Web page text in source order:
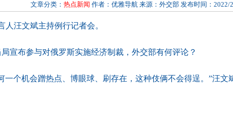
文章分类： 热点新闻 作者：优雅导航 来源：外交部 发布时间：2022/
人汪文斌主持例行记者会。
宣布参与对俄罗斯实施经济制裁，外交部有何评论？
一个机会蹭热点、博眼球、刷存在，这种伎俩不会得逞。”汪文